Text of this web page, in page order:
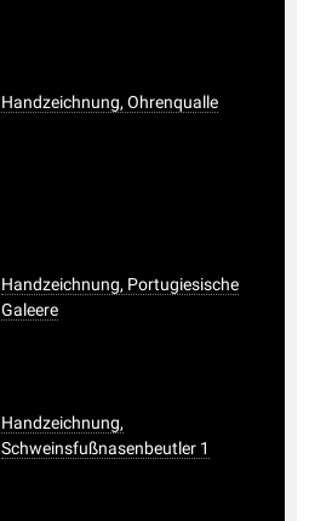
Handzeichnung, Ohrenqualle
Handzeichnung, Portugiesische
Galeere
Handzeichnung,
Schweinsfußnasenbeutler 1